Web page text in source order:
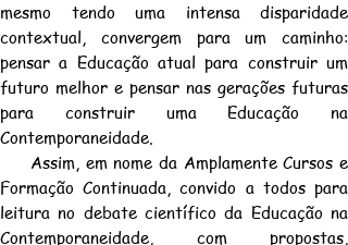
mesmo tendo uma intensa disparidade
contextual, convergem para um caminho:
pensar a Educação atual para construir um
futuro melhor e pensar nas gerações futuras
para construir uma Educação na
Contemporaneidade.
Assim, em nome da Amplamente Cursos e
Formação Continuada, convido a todos para
leitura no debate científico da Educação na
Contemporaneidade, com propostas,